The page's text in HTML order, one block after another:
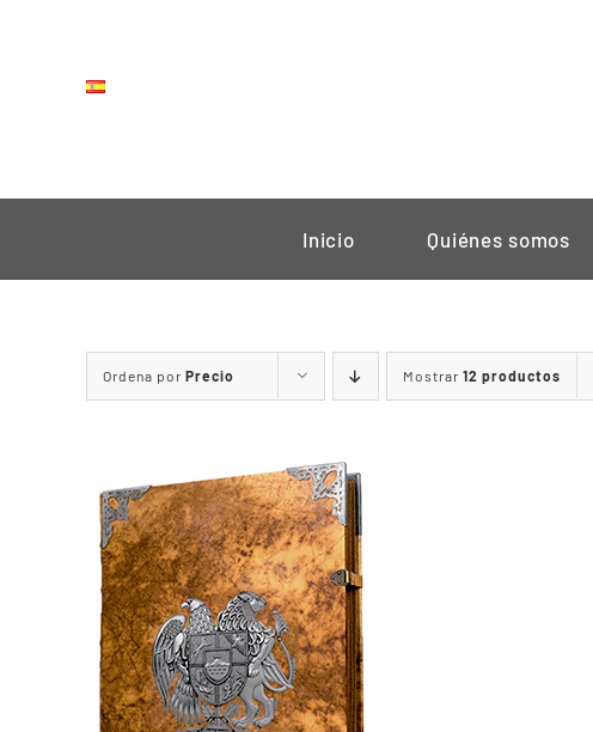
contenido
Inicio Quiénes somos
Ordena por Precio Mostrar 12 productos